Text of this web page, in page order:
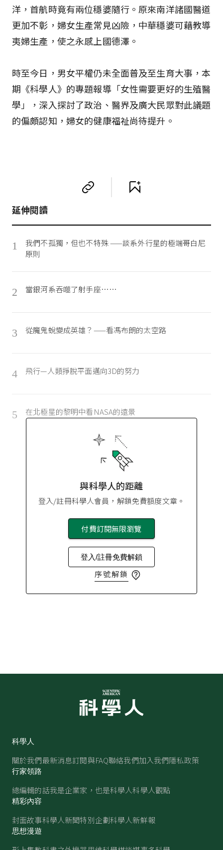
洋，首航時竟有兩位穩婆隨行。原來南洋諸國醫道
更加不彰，婦女生產常見凶險，中華穩婆可藉教導
夷婦生產，使之永感上國德澤。
時至今日，男女平權仍未全面普及至生育大事，本
期《科學人》的專題報導「女性需要更好的生殖醫
學」，深入探討了政治、醫界及廣大民眾對此議題
的偏頗認知，婦女的健康福祉尚待提升。
延伸閱讀
1
我們不孤獨，但也不特殊 ——談系外行星的極端哥白尼
原則
2 當銀河系吞噬了射手座……
3 從魔鬼蛻變成英雄？——看馮布朗的太空路
4 飛行—人類掙脫平面邁向3D的努力
5 在北極星的黎明中看NASA的遠景
與科學人的距離
登入/註冊科學人會員，解鎖免費額度文章。
付費訂閱無限瀏覽
登入/註冊免費解鎖
序號解鎖
科學人
關於我們最新消息訂閱與FAQ聯絡我們加入我們隱私政策
行家領路
總編輯的話我是企業家，也是科學人科學人觀點
精彩內容
封面故事科學人新聞特別企劃科學人新鮮報
思想漫遊